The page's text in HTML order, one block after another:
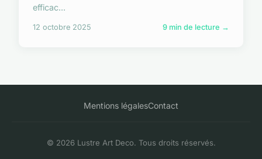
efficac...
12 octobre 2025 9 min de lecture →
Mentions légalesContact
© 2026 Lustre Art Deco. Tous droits réservés.